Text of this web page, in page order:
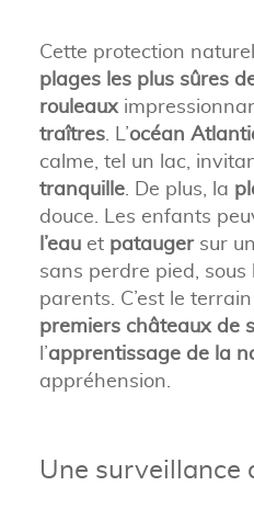
Cette protection
plages les plus sûres
rouleaux
traîtres. L’océan
calme, tel un lac,
tranquille. De plus, la
douce. Les enfants
l’eauet pataugersur
sans perdre pied, sous
parents. C’est le
premiers châteaux de
l’apprentissage de la
appréhension.
Une surveillance